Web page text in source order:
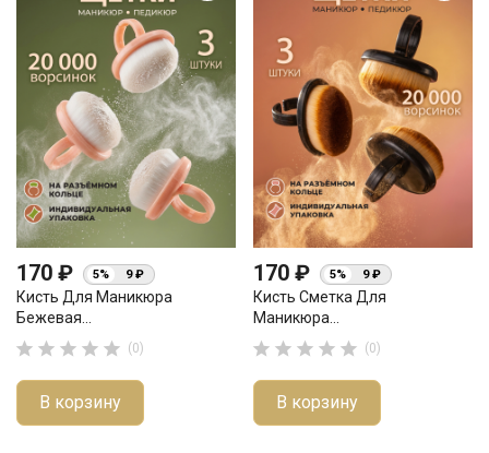
170 ₽ 5% 9 ₽
Кисть Для Маникюра
Бежевая...
     (0)
В корзину
170 ₽ 5% 9 ₽
Кисть Сметка Для
Маникюра...
     (0)
В корзину